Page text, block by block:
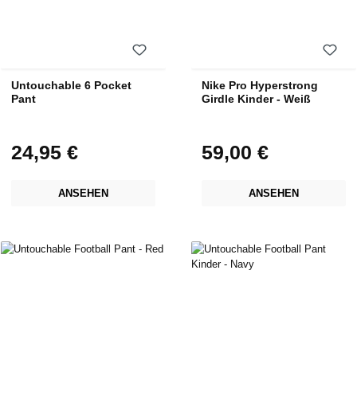
Untouchable 6 Pocket
Pant
Regulärer Preis:
24,95 €
ANSEHEN
Nike Pro Hyperstrong
Girdle Kinder - Weiß
Regulärer Preis:
59,00 €
ANSEHEN